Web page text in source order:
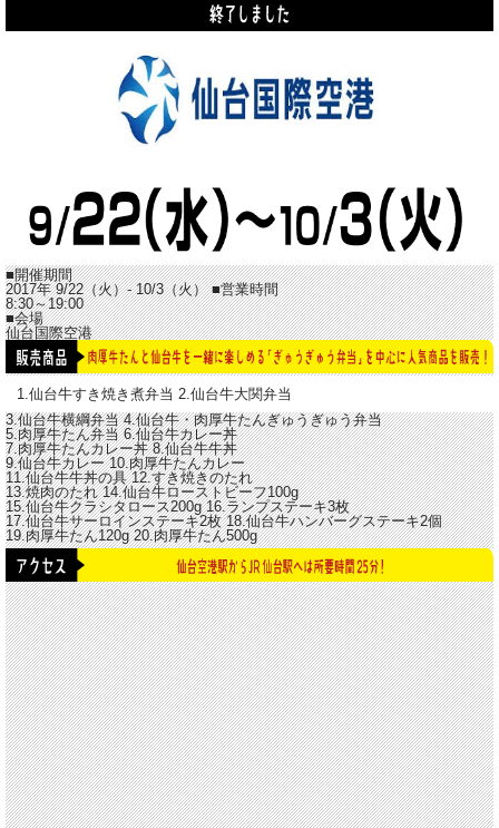
■開催期間
2017年 9/22（火）- 10/3（火）■営業時間
8:30～19:00
■会場
仙台国際空港
1.仙台牛すき焼き煮弁当 2.仙台牛大関弁当
3.仙台牛横綱弁当 4.仙台牛・肉厚牛たんぎゅうぎゅう弁当
5.肉厚牛たん弁当 6.仙台牛カレー丼
7.肉厚牛たんカレー丼 8.仙台牛牛丼
9.仙台牛カレー 10.肉厚牛たんカレー
11.仙台牛牛丼の具 12.すき焼きのたれ
13.焼肉のたれ 14.仙台牛ローストビーフ100g
15.仙台牛クラシタロース200g 16.ランプステーキ3枚
17.仙台牛サーロインステーキ2枚 18.仙台牛ハンバーグステーキ2個
19.肉厚牛たん120g 20.肉厚牛たん500g